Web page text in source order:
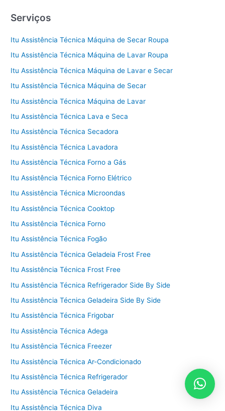
Serviços
Itu Assistência Técnica Máquina de Secar Roupa
Itu Assistência Técnica Máquina de Lavar Roupa
Itu Assistência Técnica Máquina de Lavar e Secar
Itu Assistência Técnica Máquina de Secar
Itu Assistência Técnica Máquina de Lavar
Itu Assistência Técnica Lava e Seca
Itu Assistência Técnica Secadora
Itu Assistência Técnica Lavadora
Itu Assistência Técnica Forno a Gás
Itu Assistência Técnica Forno Elétrico
Itu Assistência Técnica Microondas
Itu Assistência Técnica Cooktop
Itu Assistência Técnica Forno
Itu Assistência Técnica Fogão
Itu Assistência Técnica Geladeia Frost Free
Itu Assistência Técnica Frost Free
Itu Assistência Técnica Refrigerador Side By Side
Itu Assistência Técnica Geladeira Side By Side
Itu Assistência Técnica Frigobar
Itu Assistência Técnica Adega
Itu Assistência Técnica Freezer
Itu Assistência Técnica Ar-Condicionado
Itu Assistência Técnica Refrigerador
Itu Assistência Técnica Geladeira
Itu Assistência Técnica Diva